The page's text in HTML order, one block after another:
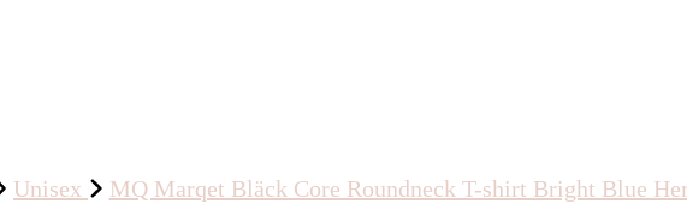
Unisex MQ Marqet Bläck Core Roundneck T-shirt Bright Blue